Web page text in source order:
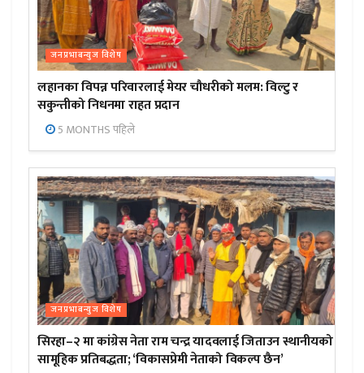
जनप्रभाबन्युज विशेष
लहानका विपन्न परिवारलाई मेयर चौधरीको मलम: विल्टु र
सकुन्तीको निधनमा राहत प्रदान
5 MONTHS पहिले
जनप्रभाबन्युज विशेष
सिरहा–२ मा कांग्रेस नेता राम चन्द्र यादवलाई जिताउन स्थानीयको
सामूहिक प्रतिबद्धता; ‘विकासप्रेमी नेताको विकल्प छैन’